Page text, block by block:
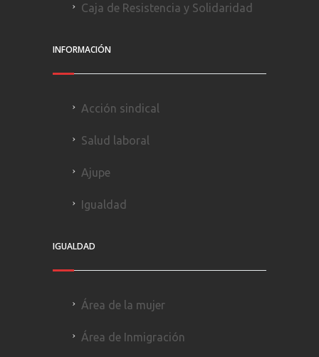
Caja de Resistencia y Solidaridad
INFORMACIÓN
Acción sindical
Salud laboral
Ajupe
Igualdad
IGUALDAD
Área de la mujer
Área de Inmigración